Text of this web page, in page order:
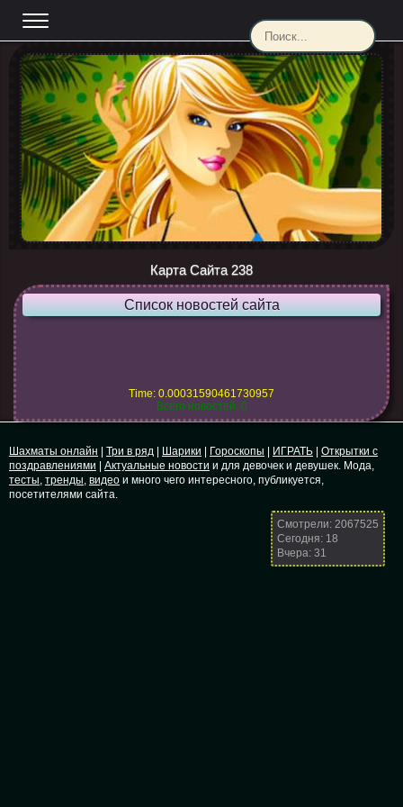
Карта Сайта 238
Список новостей сайта
Time: 0.00031590461730957
Всего новостей: 0
Шахматы онлайн Три в ряд Шарики Гороскопы ИГРАТЬ
Открытки с
поздравлениями
Актуальные новости и для девочек и девушек. Мода,
тесты, тренды, видео и много чего интересного, публикуется,
посетителями сайта.
Смотрели: 2067525
Сегодня: 18
Вчера: 31